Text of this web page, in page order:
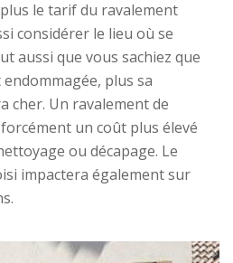
le tarif du ravalement
considérer le lieu où se
aussi que vous sachiez que
plus sa
cher. Un ravalement de
un coût plus élevé
ou décapage. Le
impactera également sur